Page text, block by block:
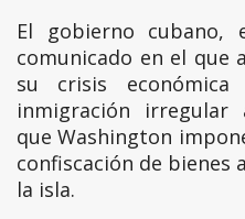
El gobierno cubano,
comunicado en el que
su crisis
inmigración irregular
que Washington
confiscación de bienes
la isla.